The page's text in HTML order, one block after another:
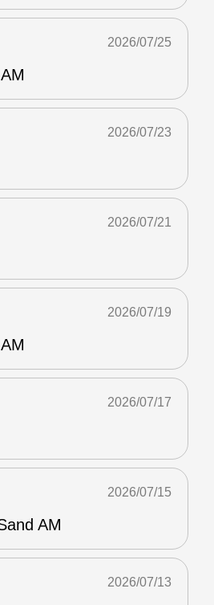
2026/07/25
2026/07/23
2026/07/21
2026/07/19
2026/07/17
AM
2026/07/15
2026/07/13